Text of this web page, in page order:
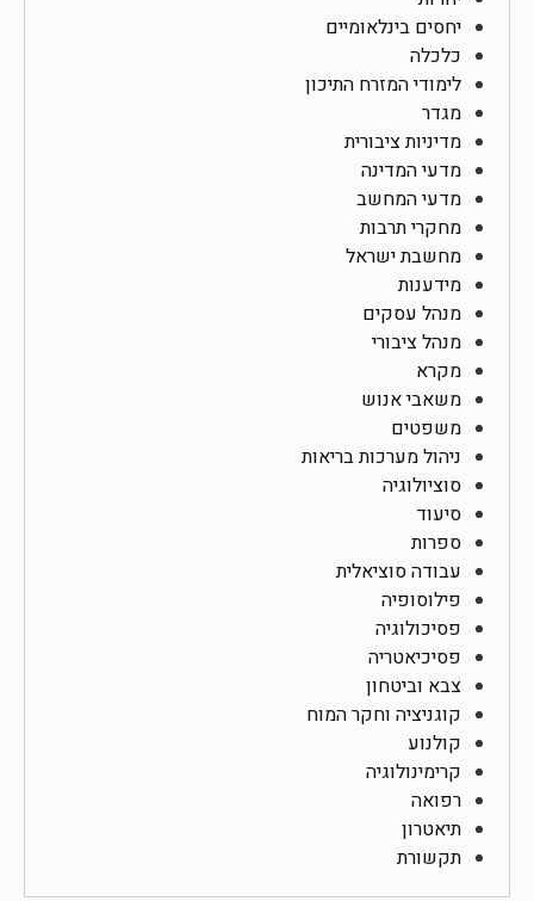
יחסים בינלאומיים
כלכלה
לימודי המזרח התיכון
מגדר
מדיניות ציבורית
מדעי המדינה
מדעי המחשב
מחקרי תרבות
מחשבת ישראל
מידענות
מנהל עסקים
מנהל ציבורי
מקרא
משאבי אנוש
משפטים
ניהול מערכות בריאות
סוציולוגיה
סיעוד
ספרות
עבודה סוציאלית
פילוסופיה
פסיכולוגיה
פסיכיאטריה
צבא וביטחון
קוגניציה וחקר המוח
קולנוע
קרימינולוגיה
רפואה
תיאטרון
תקשורת